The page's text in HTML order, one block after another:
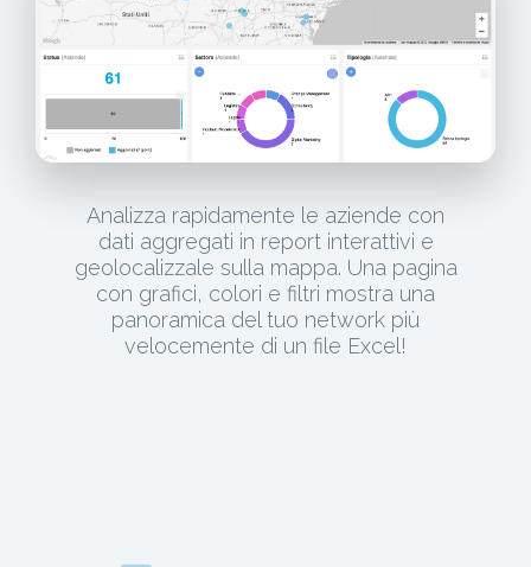
Analizza rapidamente le aziende con
dati aggregati in report interattivi e
geolocalizzale sulla mappa. Una pagina
con grafici, colori e filtri mostra una
panoramica del tuo network più
velocemente di un file Excel!